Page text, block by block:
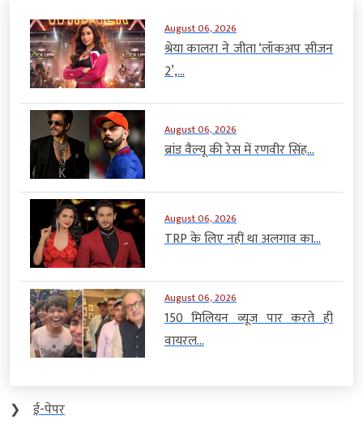
August 06, 2026
श्रेया कालरा ने जीता ‘लॉकअप सीजन
2’,...
August 06, 2026
ब्रांड वैल्यू की रेस में रणवीर सिंह...
August 06, 2026
TRP के लिए नहीं था अलगाव का...
August 06, 2026
150 मिलियन व्यूज पार करते ही
वायरल...
❯
ई-पेपर